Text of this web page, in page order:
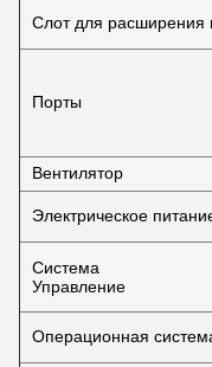
Слот для расширения
Порты
Вентилятор
Электрическое
Система
Управление
Операционная